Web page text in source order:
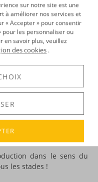
en profondeur un
à partir de la canne
dans le sens du
les stades !
sur notre site est une
à améliorer nos services et
« Accepter » pour consentir
pour les personnaliser ou
en savoir plus, veuillez
des cookies .